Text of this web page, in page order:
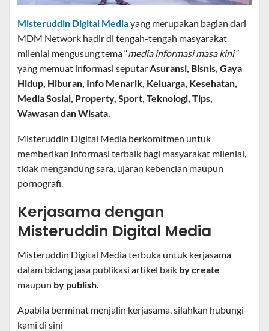
Misteruddin Digital Mediayang merupakan bagian dari
MDM Network hadir di tengah-tengah masyarakat
milenial mengusung tema “media informasi masa kini”
yang memuat informasi seputarAsuransi, Bisnis, Gaya
Hidup, Hiburan, Info Menarik, Keluarga, Kesehatan,
Media Sosial, Property, Sport, Teknologi, Tips,
Wawasan dan Wisata.
Misteruddin Digital Media berkomitmen untuk
memberikan informasi terbaik bagi masyarakat milenial,
tidak mengandung sara, ujaran kebencian maupun
pornografi.
Kerjasama dengan
Misteruddin Digital Media
Misteruddin Digital Media terbuka untuk kerjasama
dalam bidang jasa publikasi artikel baik by create
maupun by publish.
Apabila berminat menjalin kerjasama, silahkan hubungi
kami di sini